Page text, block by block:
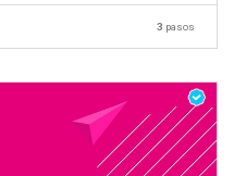
3 pasos